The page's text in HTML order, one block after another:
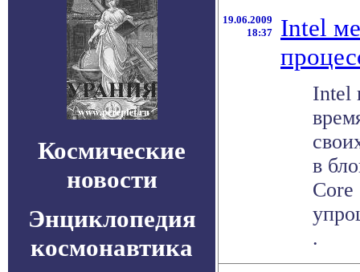
Космические
новости
Энциклопедия
космонавтика
19.06.2009
18:37
Intel
Intel
в
Core
.